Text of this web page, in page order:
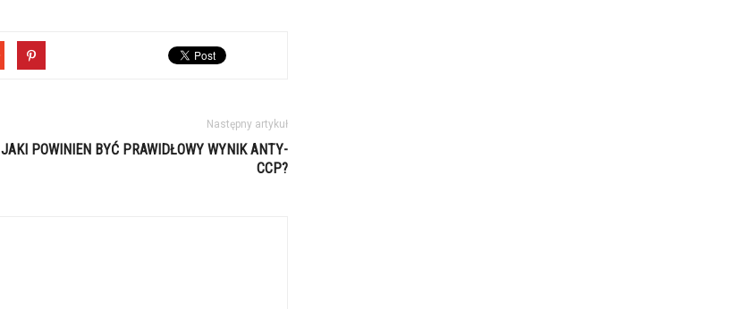
Następny artykuł
JAKI POWINIEN BYĆ PRAWIDŁOWY WYNIK ANTY-
CCP?